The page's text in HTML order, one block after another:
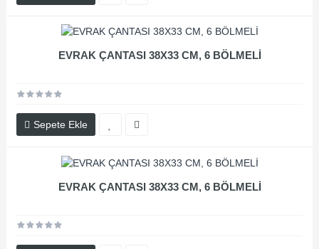
EVRAK ÇANTASI 38X33 CM, 6 BÖLMELİ
Sepete Ekle
EVRAK ÇANTASI 38X33 CM, 6 BÖLMELİ